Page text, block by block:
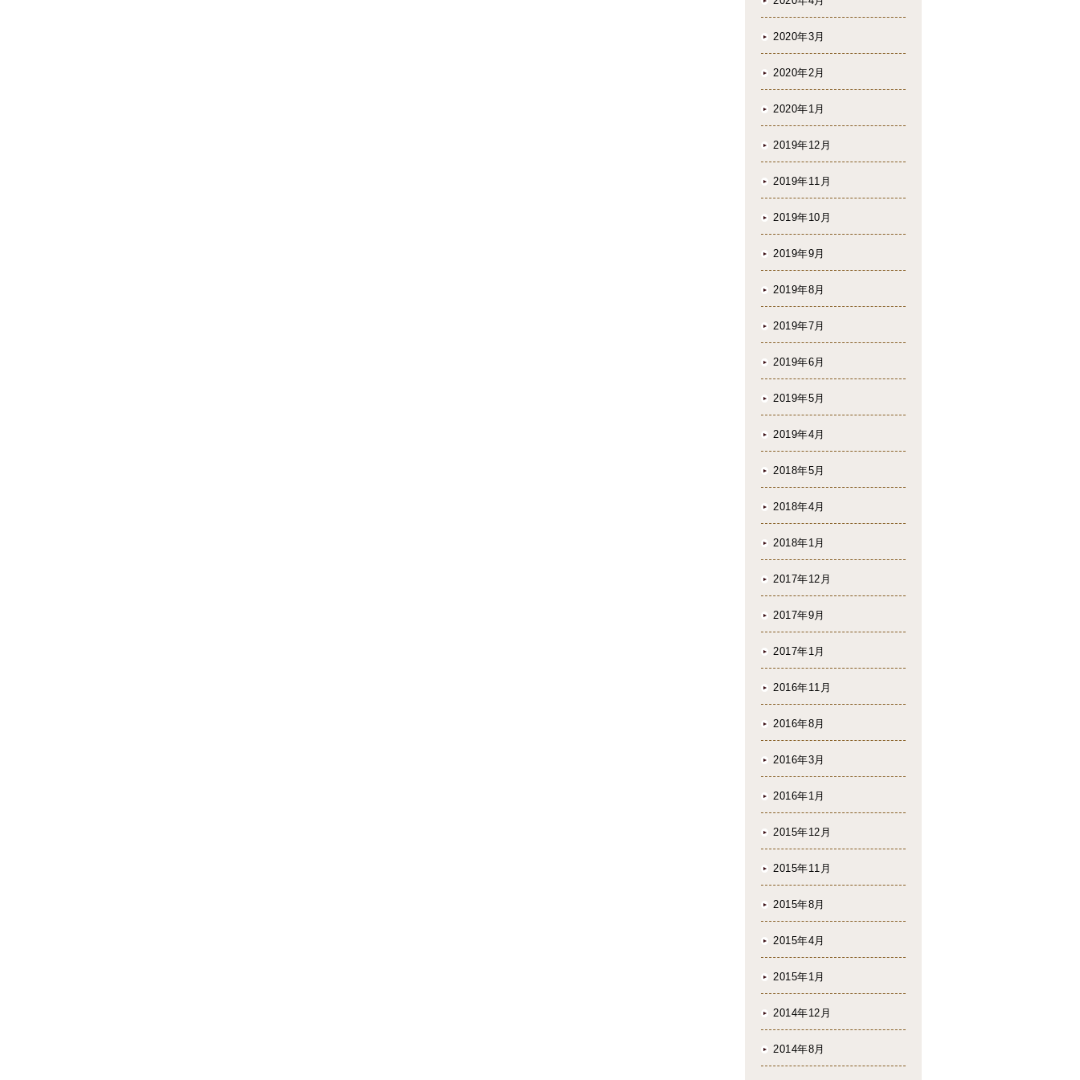
2020年3月
2020年2月
2020年1月
2019年12月
2019年11月
2019年10月
2019年9月
2019年8月
2019年7月
2019年6月
2019年5月
2019年4月
2018年5月
2018年4月
2018年1月
2017年12月
2017年9月
2017年1月
2016年11月
2016年8月
2016年3月
2016年1月
2015年12月
2015年11月
2015年8月
2015年4月
2015年1月
2014年12月
2014年8月